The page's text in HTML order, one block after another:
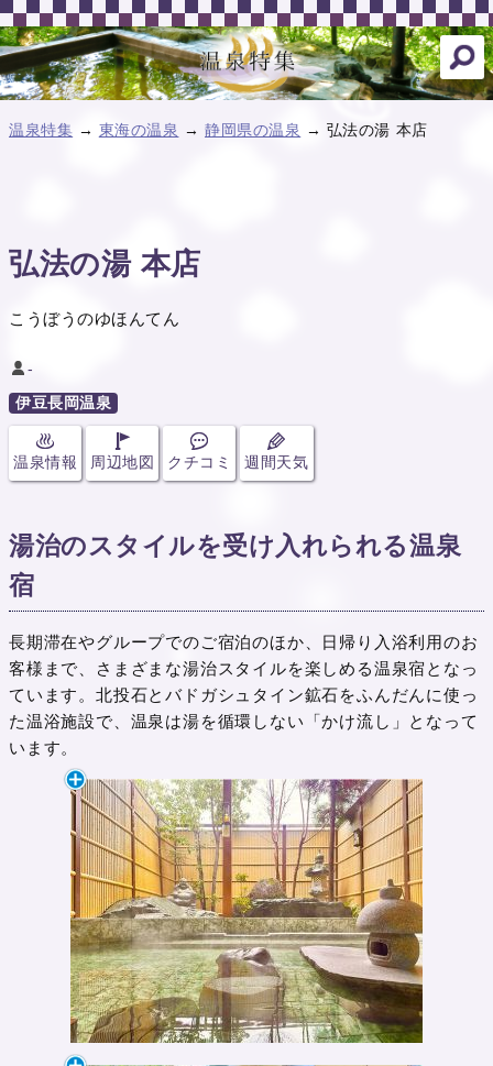
温泉特集 → 東海の温泉 →静岡県の温泉 → 弘法の湯 本店
弘法の湯 本店
こうぼうのゆほんてん
-
伊豆長岡温泉
温泉情報 周辺地図 クチコミ 週間天気
湯治のスタイルを受け入れられる温泉
宿
長期滞在やグループでのご宿泊のほか、日帰り入浴利用のお
客様まで、さまざまな湯治スタイルを楽しめる温泉宿となっ
ています。北投石とバドガシュタイン鉱石をふんだんに使っ
た温浴施設で、温泉は湯を循環しない「かけ流し」となって
います。